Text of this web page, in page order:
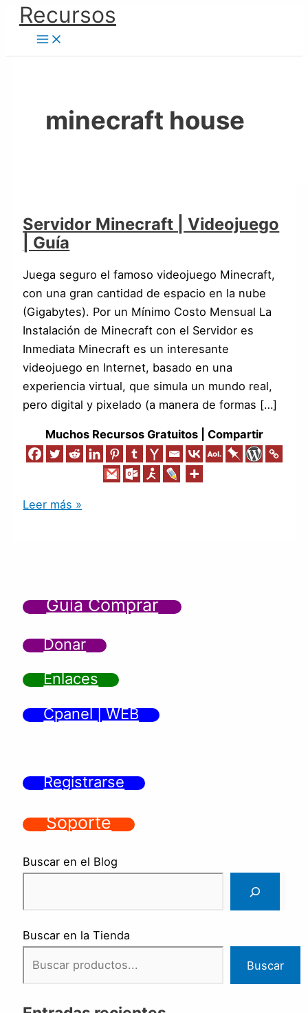
contenido
Recursos
minecraft house
Servidor Minecraft | Videojuego
| Guía
Juega seguro el famoso videojuego Minecraft,
con una gran cantidad de espacio en la nube
(Gigabytes). Por un Mínimo Costo Mensual La
Instalación de Minecraft con el Servidor es
Inmediata Minecraft es un interesante
videojuego en Internet, basado en una
experiencia virtual, que simula un mundo real,
pero digital y pixelado (a manera de formas […]
Muchos Recursos Gratuitos | Compartir
Servidor
Minecraft
Leer más »
Guía Comprar
Donar
Enlaces
Cpanel | WEB
Registrarse
Soporte
Buscar en el Blog
Buscar en la Tienda
Buscar